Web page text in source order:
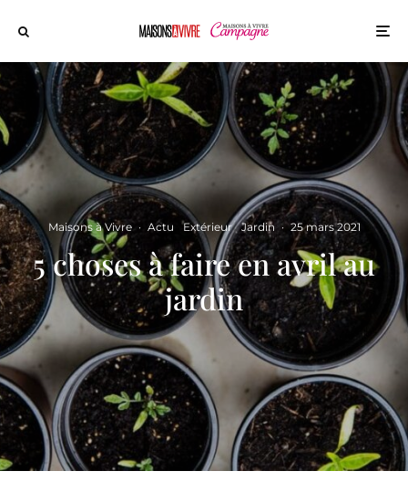
Maisons à Vivre · Actu Extérieur Jardin · 25 mars 2021
5 choses à faire en avril au
jardin